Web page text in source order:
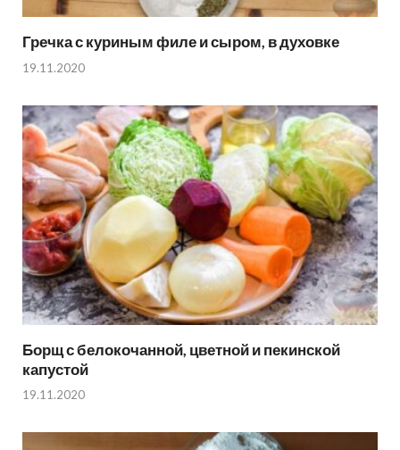
Гречка с куриным филе и сыром, в духовке
19.11.2020
Борщ с белокочанной, цветной и пекинской
капустой
19.11.2020